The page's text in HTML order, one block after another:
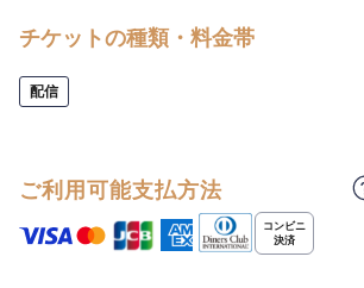
チケットの種類・料金帯
配信
ご利用可能支払方法